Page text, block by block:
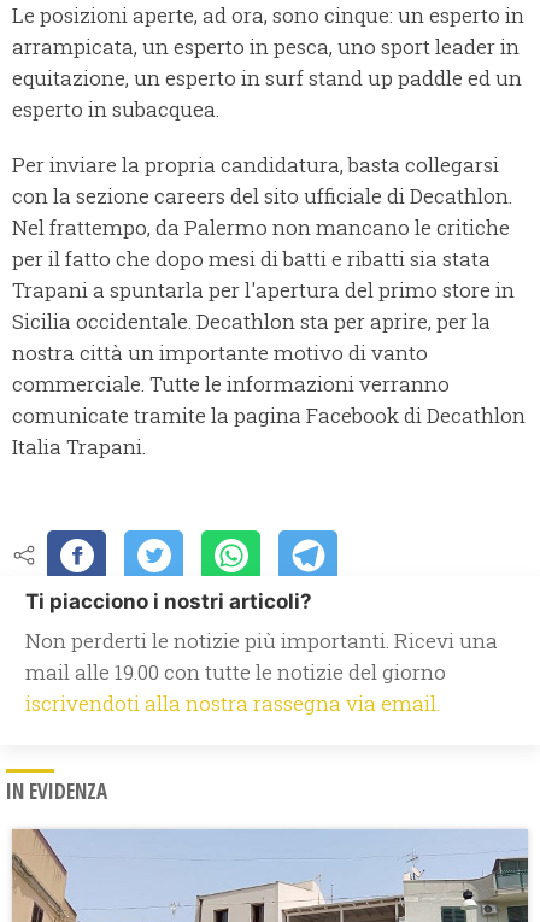
Le posizioni aperte, ad ora, sono cinque: un esperto in
arrampicata, un esperto in pesca, uno sport leader in
equitazione, un esperto in surf stand up paddle ed un
esperto in subacquea.
Per inviare la propria candidatura, basta collegarsi
con la sezione careers del sito ufficiale di Decathlon.
Nel frattempo, da Palermo non mancano le critiche
per il fatto che dopo mesi di batti e ribatti sia stata
Trapani a spuntarla per l'apertura del primo store in
Sicilia occidentale. Decathlon sta per aprire, per la
nostra città un importante motivo di vanto
commerciale. Tutte le informazioni verranno
comunicate tramite la pagina Facebook di Decathlon
Italia Trapani.
Ti piacciono i nostri articoli?
Non perderti le notizie più importanti. Ricevi una
mail alle 19.00 con tutte le notizie del giorno
iscrivendoti alla nostra rassegna via email.
IN EVIDENZA